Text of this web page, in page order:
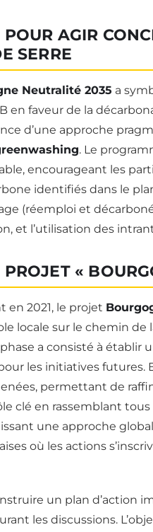
AGIR
SERRE
Neutralité 2035 a
en faveur de la
d’une approche
. Le
encourageant les
identifiés dans le
(réemploi et
et l’utilisation des
«
en 2021, le projet
locale sur le chemin
a consisté à établir
les initiatives futures.
permettant de
clé en rassemblant
une approche
où les actions
un plan d’action
les discussions.